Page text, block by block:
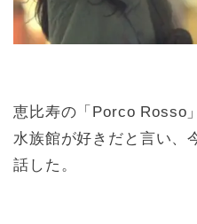
恵比寿の「Porco Rosso
水族館が好きだと言い、
話した。